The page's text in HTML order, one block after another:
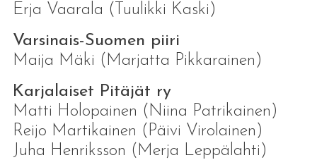
Erja Vaarala (Tuulikki Kaski)
Varsinais-Suomen piiri
Maija Mäki (Marjatta Pikkarainen)
Karjalaiset Pitäjät ry
Matti Holopainen (Niina Patrikainen)
Reijo Martikainen (Päivi Virolainen)
Juha Henriksson (Merja Leppälahti)